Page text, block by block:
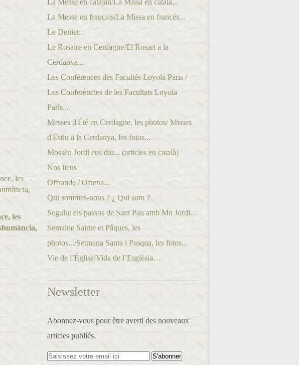
les
La Messe en catalan/La Missa en català...
La Messe en français/La Missa en francés...
Le Denier...
Le Rosaire en Cerdagne/El Rosari a la
Cerdanya...
Les Conférences des Facultés Loyola Paris /
Les Conferències de les Facultats Loyola
París...
Messes d'Été en Cerdagne, les photos/ Misses
d'Estiu a la Cerdanya, les fotos...
Mossèn Jordi ens diu... (articles en català)
Nos liens
Offrande / Ofrena...
Qui sommes-nous ? ¿ Qui som ?
Seguint els passos de Sant Pau amb Mn Jordi...
Semaine Sainte et Pâques, les
photos.../Setmana Santa i Pasqua, les fotos...
Vie de l’Église/Vida de l’Esglèsia…
Newsletter
Abonnez-vous pour être averti des nouveaux
articles publiés.